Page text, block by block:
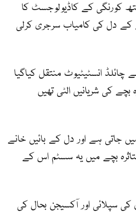
کورنگی کے کاڈیولوجسٹ کا
محیط بچے کے دل کی کامیاب سرجری کرلی
سے چائلڈ انسٹیٹیوٹ منتقل کیاگیا
بچے کی شریانیں الٹی تھیں
جاتی ہے اور دل کے بائیں خانے
بچے میں یہ سسٹم اس کے
سپلائی اور آکسیجن بحال کی